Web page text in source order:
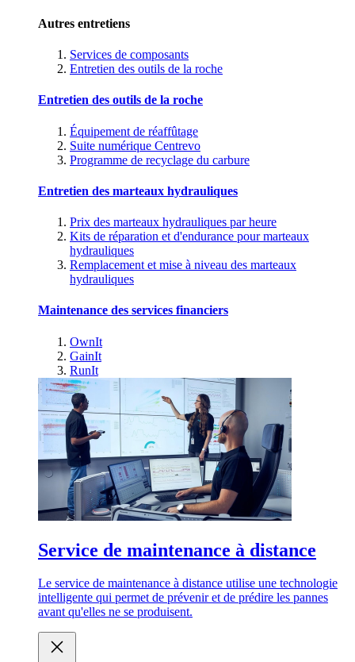
Autres entretiens
Services de composants
Entretien des outils de la roche
Entretien des outils de la roche
Équipement de réaffûtage
Suite numérique Centrevo
Programme de recyclage du carbure
Entretien des marteaux hydrauliques
Prix des marteaux hydrauliques par heure
Kits de réparation et d'endurance pour marteaux
hydrauliques
Remplacement et mise à niveau des marteaux
hydrauliques
Maintenance des services financiers
OwnIt
GainIt
RunIt
Service de maintenance à distance
Le service de maintenance à distance utilise une technologie
intelligente qui permet de prévenir et de prédire les pannes
avant qu'elles ne se produisent.